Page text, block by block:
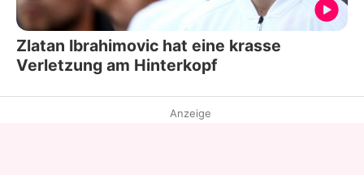
Zlatan Ibrahimovic hat eine krasse
Verletzung am Hinterkopf
Anzeige